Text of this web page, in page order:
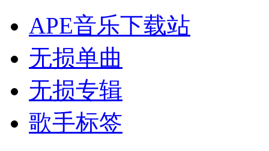
APE音乐下载站
无损单曲
无损专辑
歌手标签